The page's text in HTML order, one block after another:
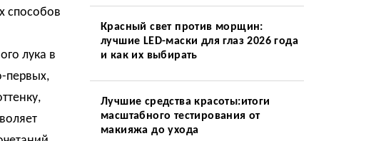
способов
лука в
первых,
Красный свет против морщин:
лучшие LED-маски для глаз 2026 года
и как их выбирать
Лучшие средства красоты:итоги
масштабного тестирования от
макияжа до ухода